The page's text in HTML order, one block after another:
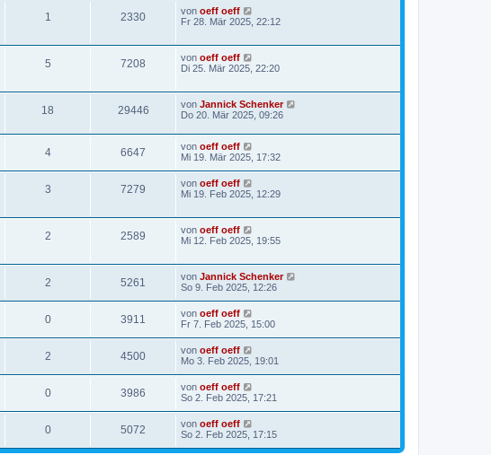
1 2330 von oeff oeff
Fr 28. Mär 2025, 22:12
5 7208 von oeff oeff
Di 25. Mär 2025, 22:20
18 29446 von Jannick Schenker
Do 20. Mär 2025, 09:26
4 6647 von oeff oeff
Mi 19. Mär 2025, 17:32
3 7279 von oeff oeff
Mi 19. Feb 2025, 12:29
2 2589 von oeff oeff
Mi 12. Feb 2025, 19:55
2 5261 von Jannick Schenker
So 9. Feb 2025, 12:26
0 3911 von oeff oeff
Fr 7. Feb 2025, 15:00
2 4500 von oeff oeff
Mo 3. Feb 2025, 19:01
0 3986 von oeff oeff
So 2. Feb 2025, 17:21
0 5072 von oeff oeff
So 2. Feb 2025, 17:15